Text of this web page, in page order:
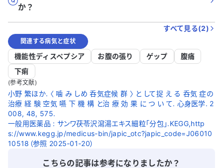
か？
すべて見る(2)
関連する病気と症状
機能性ディスペプシア お腹の張り ゲップ
腹痛
下痢
(参考文献)
小野 繁ほか. 〈 噛 み しめ 呑気症候 群 〉 と して捉 え る 呑気 症の
治療 経 験 空気 嚥 下 機 構 と治 療 効 果 に つ い て. 心身医学. 2
008, 48, 575.
一般用医薬品 : サンワ茯苓沢瀉湯エキス細粒「分包」.KEGG,http
s://www.kegg.jp/medicus-bin/japic_otc?japic_code=J06010
10518（参照 2025-01-20）
こちらの記事は参考になりましたか？